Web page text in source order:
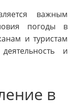
важным
погоды в
и туристам
и
в